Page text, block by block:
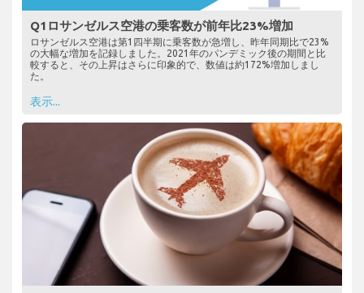
Q1ロサンゼルス空港の乗客数が前年比23%増加
ロサンゼルス空港は第1四半期に乗客数が急増し、昨年同期比で23%
の大幅な増加を記録しました。2021年のパンデミック後の期間と比
較すると、その上昇はさらに印象的で、数値は約172%増加しまし
た。
表示...